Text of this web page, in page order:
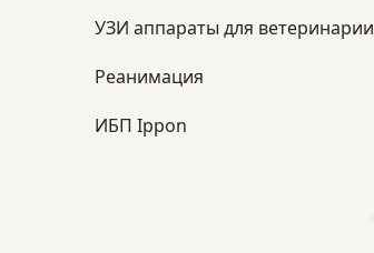
УЗИ аппараты для ветеринарии
Реанимация
ИБП Ippon